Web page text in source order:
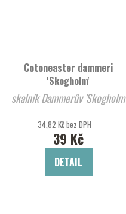
Cotoneaster dammeri
'Skogholm'
skalník Dammerův 'Skogholm'
34,82 Kč bez DPH
39 Kč
DETAIL